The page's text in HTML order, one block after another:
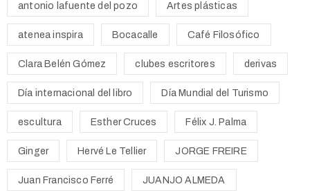
antonio lafuente del pozo Artes plásticas
atenea inspira Bocacalle Café Filosófico
Clara Belén Gómez clubes escritores derivas
Día internacional del libro Día Mundial del Turismo
escultura Esther Cruces Félix J. Palma
Ginger Hervé Le Tellier JORGE FREIRE
Juan Francisco Ferré JUANJO ALMEDA